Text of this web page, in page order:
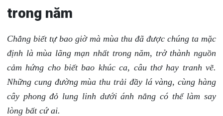
trong năm
Chẳng biết tự bao giờ mà mùa thu đã được chúng ta mặc
định là mùa lãng mạn nhất trong năm, trở thành nguồn
cảm hứng cho biết bao khúc ca, câu thơ hay tranh vẽ.
Những cung đường mùa thu trải đầy lá vàng, cùng hàng
cây phong đỏ lung linh dưới ánh nắng có thể làm say
lòng bất cứ ai.